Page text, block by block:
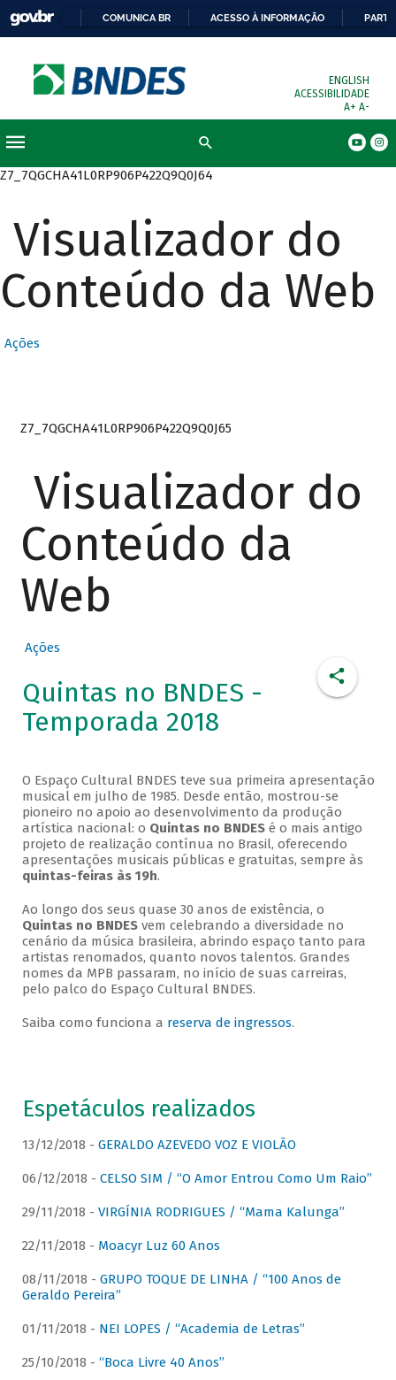
COMUNICA BR ACESSO À INFORMAÇÃO
ENGLISH
ACESSIBILIDADE
A+ A-
Z7_7QGCHA41L0RP906P422Q9Q0J64
Visualizador do
Conteúdo da Web
Ações
Z7_7QGCHA41L0RP906P422Q9Q0J65
Visualizador do
Conteúdo da
Web
Ações
Quintas no BNDES -
Temporada 2018
O Espaço Cultural BNDES teve sua primeira apresentação
musical em julho de 1985. Desde então, mostrou-se
pioneiro no apoio ao desenvolvimento da produção
artística nacional: o Quintas no BNDESé o mais antigo
projeto de realização contínua no Brasil, oferecendo
apresentações musicais públicas e gratuitas, sempre às
quintas-feiras às 19h.
Ao longo dos seus quase 30 anos de existência, o
Quintas no BNDESvem celebrando a diversidade no
cenário da música brasileira, abrindo espaço tanto para
artistas renomados, quanto novos talentos. Grandes
nomes da MPB passaram, no início de suas carreiras,
pelo palco do Espaço Cultural BNDES.
Saiba como funciona a reserva de ingressos.
Espetáculos realizados
13/12/2018 - GERALDO AZEVEDO VOZ E VIOLÃO
06/12/2018 - CELSO SIM / “O Amor Entrou Como Um Raio”
29/11/2018 - VIRGÍNIA RODRIGUES / “Mama Kalunga”
22/11/2018 - Moacyr Luz 60 Anos
08/11/2018 - GRUPO TOQUE DE LINHA / “100 Anos de
Geraldo Pereira”
01/11/2018 - NEI LOPES / “Academia de Letras”
25/10/2018 - “Boca Livre 40 Anos”